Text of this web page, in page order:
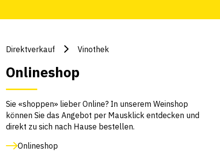
Direktverkauf Vinothek
Onlineshop
Sie «shoppen» lieber Online? In unserem Weinshop
können Sie das Angebot per Mausklick entdecken und
direkt zu sich nach Hause bestellen.
Onlineshop